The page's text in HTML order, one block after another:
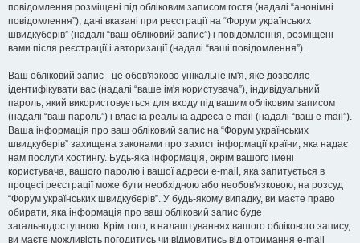
повідомлення розміщені під обліковим записом гостя (надалі “анонімні
повідомлення”), дані вказані при реєстрації на “Форум українських
швидкуберів” (надалі “ваш обліковий запис”) і повідомлення, розміщені
вами після реєстрації і авторизації (надалі “ваші повідомлення”).
Ваш обліковий запис - це обов'язково унікальне ім'я, яке дозволяє
ідентифікувати вас (надалі “ваше ім'я користувача”), індивідуальний
пароль, який використовується для входу під вашим обліковим записом
(надалі “ваш пароль”) і власна реальна адреса e-mail (надалі “ваш e-mail”).
Ваша інформація про ваш обліковий запис на “Форум українських
швидкуберів” захищена законами про захист інформації країни, яка надає
нам послуги хостингу. Будь-яка інформація, окрім вашого імені
користувача, вашого паролю і вашої адреси e-mail, яка запитується в
процесі реєстрації може бути необхідною або необов'язковою, на розсуд
“Форум українських швидкуберів”. У будь-якому випадку, ви маєте право
обирати, яка інформація про ваш обліковий запис буде
загальнодоступною. Крім того, в налаштуваннях вашого облікового запису,
ви маєте можливість погодитись чи відмовитись від отримання e-mail